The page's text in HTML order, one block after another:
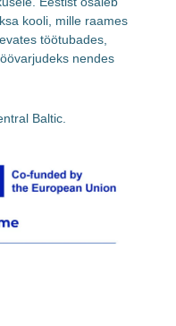
kooli, mille raames
töötubades,
nendes
Baltic.